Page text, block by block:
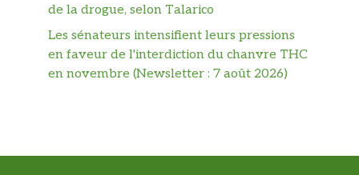
de la drogue, selon Talarico
Les sénateurs intensifient leurs pressions
en faveur de l'interdiction du chanvre THC
en novembre (Newsletter : 7 août 2026)